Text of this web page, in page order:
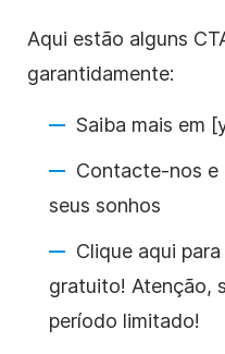
Aqui estão alguns
garantidamente:
Saiba mais em
Contacte-nos e
seus sonhos
Clique aqui
gratuito! Atenção,
período limitado!